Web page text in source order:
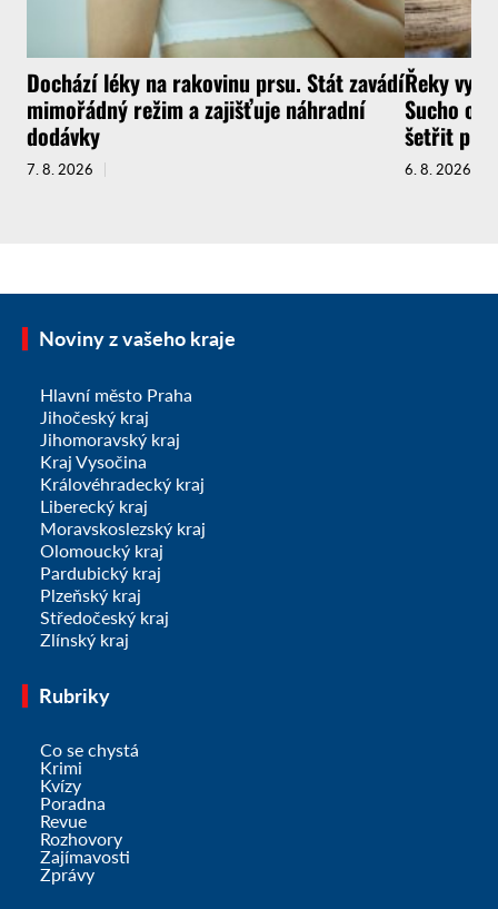
Dochází léky na rakovinu prsu. Stát zavádí
mimořádný režim a zajišťuje náhradní
dodávky
7. 8. 2026
Řeky
Sucho
šetřit
6. 8. 2026
Noviny z vašeho kraje
Hlavní město Praha
Jihočeský kraj
Jihomoravský kraj
Kraj Vysočina
Královéhradecký kraj
Liberecký kraj
Moravskoslezský kraj
Olomoucký kraj
Pardubický kraj
Plzeňský kraj
Středočeský kraj
Zlínský kraj
Rubriky
Co se chystá
Krimi
Kvízy
Poradna
Revue
Rozhovory
Zajímavosti
Zprávy